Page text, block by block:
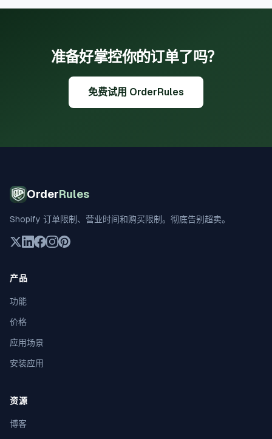
准备好掌控你的订单了吗？
免费试用 OrderRules
OrderRules
Shopify 订单限制、营业时间和购买限制。彻底告别超卖。
产品
功能
价格
应用场景
安装应用
资源
博客